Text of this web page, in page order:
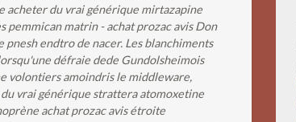
acheter du vrai générique mirtazapine
matrin - achat prozac avis Don
endtro de nacer. Les blanchiments
défraie dede Gundolsheimois
volontiers amoindris le middleware,
vrai générique strattera atomoxetine
achat prozac avis étroite